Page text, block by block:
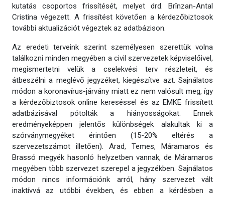
kutatás csoportos frissítését, melyet drd. Brînzan-Antal
Cristina végezett. A frissítést követően a kérdezőbiztosok
további aktualizációt végeztek az adatbázison.
Az eredeti terveink szerint személyesen szerettük volna
találkozni minden megyében a civil szervezetek képviselőivel,
megismertetni velük a cselekvési terv részleteit, és
átbeszélni a meglévő jegyzéket, kiegészítve azt. Sajnálatos
módon a koronavírus-járvány miatt ez nem valósult meg, így
a kérdezőbiztosok online kereséssel és az EMKE frissített
adatbázisával pótolták a hiányosságokat. Ennek
eredményeképpen jelentős különbségek alakultak ki a
szórványmegyéket érintően (15-20% eltérés a
szervezetszámot illetően). Arad, Temes, Máramaros és
Brassó megyék hasonló helyzetben vannak, de Máramaros
megyében több szervezet szerepel a jegyzékben. Sajnálatos
módon nincs információnk arról, hány szervezet vált
inaktívvá az utóbbi években, és ebben a kérdésben a